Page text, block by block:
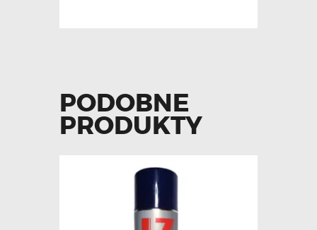
PODOBNE
PRODUKTY